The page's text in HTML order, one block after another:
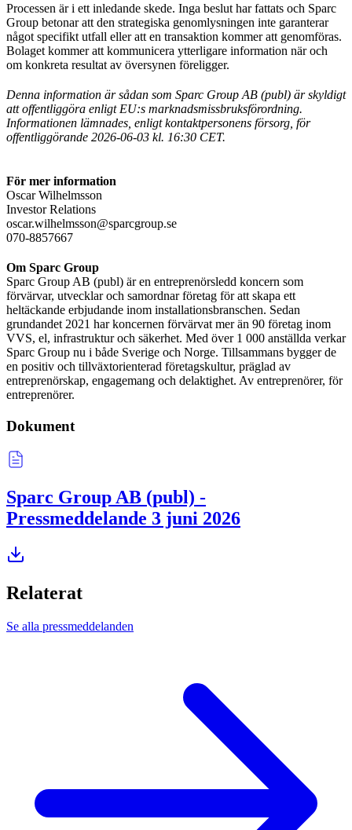
Processen är i ett inledande skede. Inga beslut har fattats och Sparc
Group betonar att den strategiska genomlysningen inte garanterar
något specifikt utfall eller att en transaktion kommer att genomföras.
Bolaget kommer att kommunicera ytterligare information när och
om konkreta resultat av översynen föreligger.
Denna information är sådan som Sparc Group AB (publ) är skyldigt
att offentliggöra enligt EU:s marknadsmissbruksförordning.
Informationen lämnades, enligt kontaktpersonens försorg, för
offentliggörande 2026-06-03 kl. 16:30 CET.
För mer information
Oscar Wilhelmsson
Investor Relations
oscar.wilhelmsson@sparcgroup.se
070-8857667
Om Sparc Group
Sparc Group AB (publ) är en entreprenörsledd koncern som
förvärvar, utvecklar och samordnar företag för att skapa ett
heltäckande erbjudande inom installationsbranschen. Sedan
grundandet 2021 har koncernen förvärvat mer än 90 företag inom
VVS, el, infrastruktur och säkerhet. Med över 1 000 anställda verkar
Sparc Group nu i både Sverige och Norge. Tillsammans bygger de
en positiv och tillväxtorienterad företagskultur, präglad av
entreprenörskap, engagemang och delaktighet. Av entreprenörer, för
entreprenörer.
Dokument
Sparc Group AB (publ) -
Pressmeddelande 3 juni 2026
Relaterat
Se alla pressmeddelanden